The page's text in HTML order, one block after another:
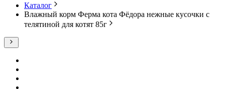
Каталог
Влажный корм Ферма кота Фёдора нежные кусочки с
телятиной для котят 85г